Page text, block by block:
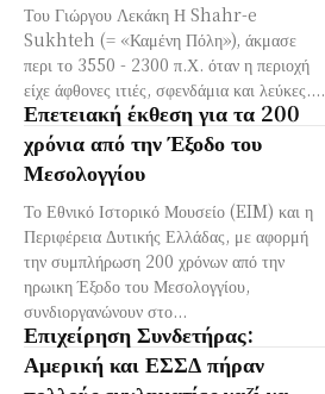
Του Γιώργου Λεκάκη Η Shahr-e
Sukhteh (= «Καμένη Πόλη»), άκμασε
περι το 3550 - 2300 π.Χ. όταν η περιοχή
είχε άφθονες ιτιές, σφενδάμια και λεύκες....
Επετειακή έκθεση για τα 200
χρόνια από την Έξοδο του
Μεσολογγίου
Το Εθνικό Ιστορικό Μουσείο (EIM) και η
Περιφέρεια Δυτικής Ελλάδας, με αφορμή
την συμπλήρωση 200 χρόνων από την
ηρωικη Έξοδο του Μεσολογγίου,
συνδιοργανώνουν στο...
Επιχείρηση Συνδετήρας:
Αμερική και ΕΣΣΔ πήραν